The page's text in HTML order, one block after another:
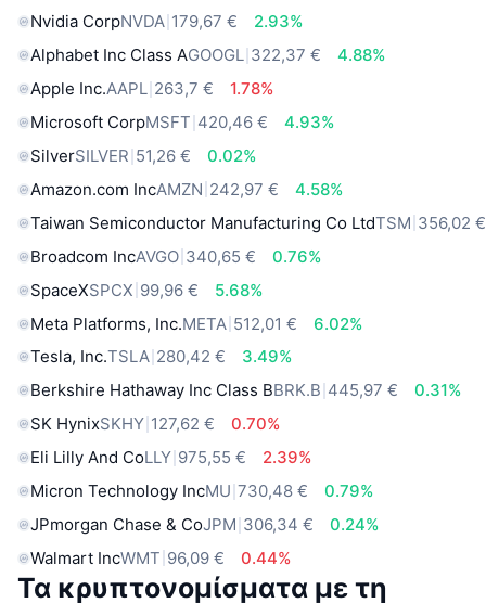
Nvidia CorpNVDA 179,67 €
2.93%
Alphabet Inc Class AGOOGL 322,37 €
4.88%
Apple Inc.AAPL 263,7 €
1.78%
Microsoft CorpMSFT 420,46 €
4.93%
SilverSILVER 51,26 €
0.02%
Amazon.com IncAMZN 242,97 €
4.58%
Taiwan Semiconductor Manufacturing Co LtdTSM 356,02 €
Broadcom IncAVGO 340,65 €
0.76%
SpaceXSPCX 99,96 €
5.68%
Meta Platforms, Inc.META 512,01 €
6.02%
Tesla, Inc.TSLA 280,42 €
3.49%
Berkshire Hathaway Inc Class BBRK.B 445,97 €
0.31%
SK HynixSKHY 127,62 €
0.70%
Eli Lilly And CoLLY 975,55 €
2.39%
Micron Technology IncMU 730,48 €
0.79%
JPmorgan Chase & CoJPM 306,34 €
0.24%
Walmart IncWMT 96,09 € 0.44%
Τα κρυπτονομίσματα με τη